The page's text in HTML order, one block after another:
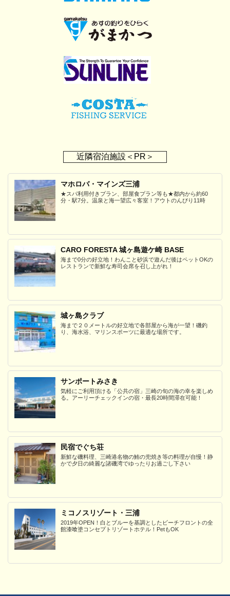
近隣宿泊施設＜PR＞
マホロバ・マインズ三浦
★スパ利用付きプラン、部屋食プラン等も★都内から約60
分・駅7分。温泉と海一望広々客室！アウトのんびり11時
CARO FORESTA 城ヶ島遊ケ崎 BASE
海まで0分の好立地！わんこと砂浜で遊んだ後はペットOKの
レストランで新鮮な寿司会席を召し上がれ！
城ヶ島クラブ
海まで２０メートルの好立地で各部屋から海が一望！磯釣
り、海水浴、マリンスポーツに最適な場所です。
サンポートみさき
気軽にご利用頂ける「公共の宿」三崎の旬の海の幸を楽しめ
る。アーリーチェックインの宿・最長20時間滞在可能！
民宿でぐち荘
新鮮な磯料理、三崎港名物の鮪の兜焼き等の料理が自慢！静
かで夕日の綺麗な諸磯湾でゆったりお過ごし下さい
ミコノスリゾート・三浦
2019年OPEN！白とブルーを基調としたビーチフロントの全
館漆喰塗コンセプトリゾートホテル！PetもOK